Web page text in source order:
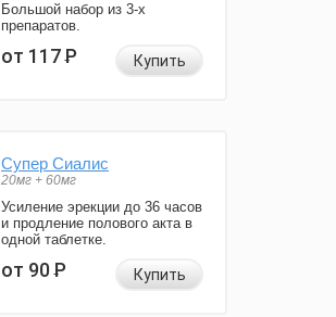
Большой набор из 3-х
препаратов.
от 117Р Купить
Супер Сиалис
20мг + 60мг
Усиление эрекции до 36 часов
и продление полового акта в
одной таблетке.
от 90Р Купить